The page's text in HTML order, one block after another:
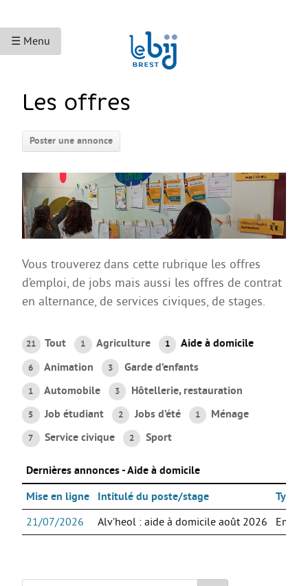
☰ Menu
ACCUEIL
Droits sociaux et services
Bourses et aides financières
Se déplacer
Droits du travail
Étranger·es en France
Agir au quotidien
Etre bénévole ou volontaire
Créer mon projet
Créer mon entreprise
EMPLOI
Préparer sa candidature
Chercher un job
Qui peut m’accompagner ?
Les offres
Poster une annonce
Vous trouverez dans cette rubrique les offres
d’emploi, de jobs mais aussi les offres de contrat
en alternance, de services civiques, de stages.
21 Tout 1 Agriculture 1 Aide à domicile
6 Animation 3 Garde d’enfants
1 Automobile 3 Hôtellerie, restauration
5 Job étudiant 2 Jobs d’été 1 Ménage
7 Service civique 2 Sport
Dernières annonces - Aide à domicile
Mise en ligne Intitulé du poste/stage Type
21/07/2026 Alv’heol : aide à domicile août 2026